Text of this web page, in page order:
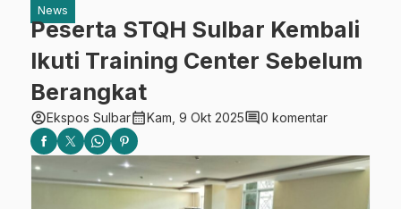
News
Peserta STQH Sulbar Kembali
Ikuti Training Center Sebelum
Berangkat
account_circleEkspos Sulbarcalendar_monthKam, 9 Okt 2025comment0 komentar